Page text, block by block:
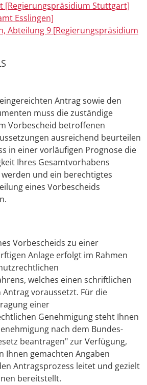
[Regierungspräsidium Stuttgart]
Esslingen]
Abteilung 9 [Regierungspräsidium
Antrag sowie den
muss die zuständige
Vorbescheid betroffenen
ausreichend beurteilen
in einer vorläufigen Prognose die
Ihres Gesamtvorhabens
und ein berechtigtes
eines Vorbescheids
Vorbescheids zu einer
Anlage erfolgt im Rahmen
welches einen schriftlichen
voraussetzt. Für die
einer
Genehmigung steht Ihnen
nach dem Bundes-
beantragen" zur Verfügung,
Ihnen gemachten Angaben
Antragsprozess leitet und gezielt
bereitstellt.